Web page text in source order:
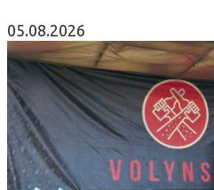
05.08.2026